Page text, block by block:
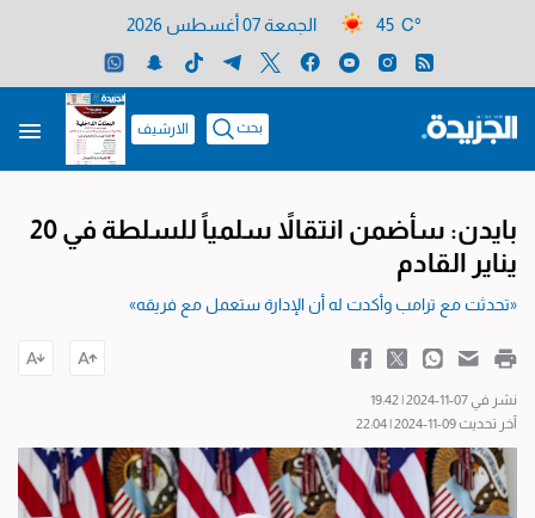
45 C° الجمعة 07 أغسطس 2026
بحث الارشيف
بايدن: سأضمن انتقالاً سلمياً للسلطة في 20
يناير القادم
«تحدثت مع ترامب وأكدت له أن الإدارة ستعمل مع فريقه»
نشر في 07-11-2024 | 19:42
آخر تحديث 09-11-2024 | 22:04